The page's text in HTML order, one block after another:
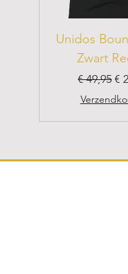
Unidos
Zwart
Normale
€ 49,95 €